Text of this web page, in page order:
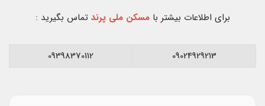
برای اطلاعات بیشتر بامسکن ملی پرند تماس بگیرید :
09024929213
09398370112